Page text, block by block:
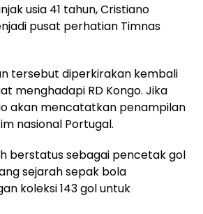
usia 41 tahun, Cristiano
pusat perhatian Timnas
tersebut diperkirakan kembali
menghadapi RD Kongo. Jika
akan mencatatkan penampilan
nasional Portugal.
berstatus sebagai pencetak gol
sejarah sepak bola
koleksi 143 gol untuk